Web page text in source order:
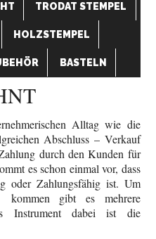
TRODAT STEMPEL
HOLZSTEMPEL
BASTELN
Alltag wie die
Abschluss – Verkauf
durch den Kunden für
es schon einmal vor, dass
oder Zahlungsfähig ist. Um
gibt es mehrere
Instrument dabei ist die